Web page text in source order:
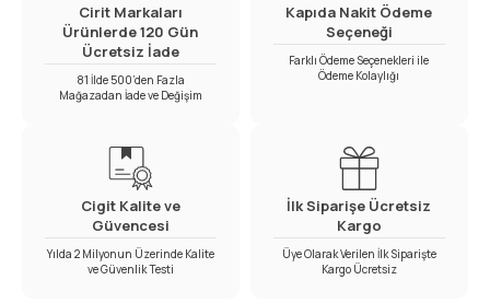
Cirit Markaları
Ürünlerde 120 Gün
Ücretsiz İade
81 İlde 500’den Fazla
Mağazadan İade ve Değişim
Kapıda Nakit Ödeme
Seçeneği
Farklı Ödeme Seçenekleri ile
Ödeme Kolaylığı
Cigit Kalite ve
Güvencesi
Yılda 2 Milyonun Üzerinde Kalite
ve Güvenlik Testi
İlk Siparişe Ücretsiz
Kargo
Üye Olarak Verilen İlk Siparişte
Kargo Ücretsiz